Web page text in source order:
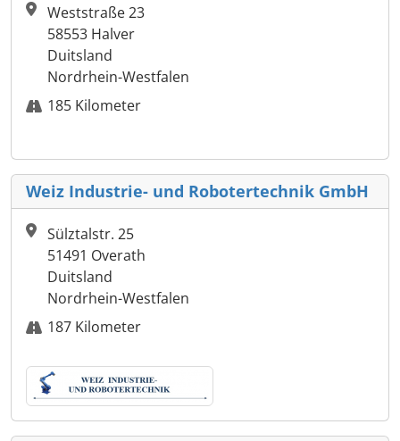
Weststraße 23
58553 Halver
Duitsland
Nordrhein-Westfalen
185 Kilometer
Weiz Industrie- und Robotertechnik GmbH
Sülztalstr. 25
51491 Overath
Duitsland
Nordrhein-Westfalen
187 Kilometer